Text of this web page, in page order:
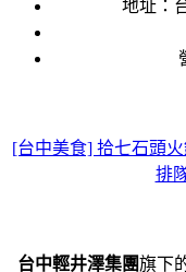
地址：
[台中美食] 拾七石頭
排
台中輕井澤集團旗下